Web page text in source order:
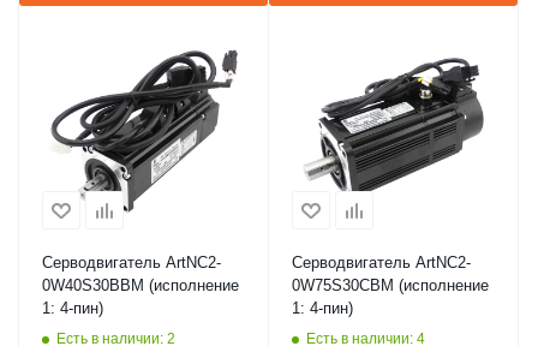
Серводвигатель ArtNC2-
0W40S30BBM (исполнение
1: 4-пин)
Есть в наличии: 2
Серводвигатель ArtNC2-
0W75S30CBM (исполнение
1: 4-пин)
Есть в наличии: 4